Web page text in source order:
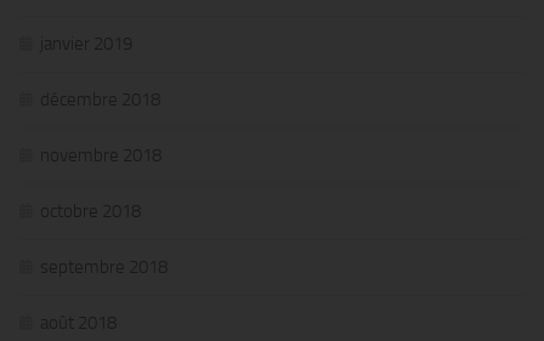
janvier 2019
décembre 2018
novembre 2018
octobre 2018
septembre 2018
août 2018